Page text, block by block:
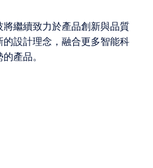
將繼續致力於產品創新與品質
設計理念，融合更多智能科
產品。